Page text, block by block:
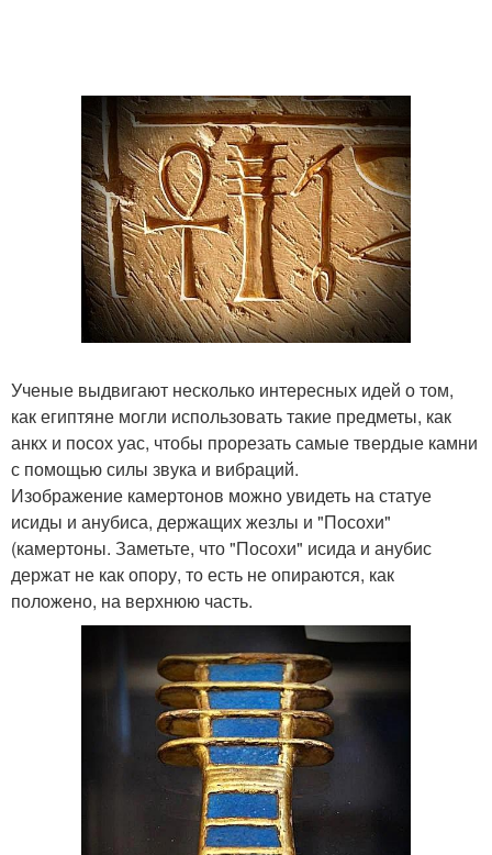
Ученые выдвигают несколько интересных идей о том,
как египтяне могли использовать такие предметы, как
анкх и посох уас, чтобы прорезать самые твердые камни
с помощью силы звука и вибраций.
Изображение камертонов можно увидеть на статуе
исиды и анубиса, держащих жезлы и "Посохи"
(камертоны. Заметьте, что "Посохи" исида и анубис
держат не как опору, то есть не опираются, как
положено, на верхнюю часть.